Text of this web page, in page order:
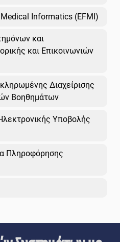
Informatics (EFMI)
και
και Επικοινωνιών
Διαχείρισης
Βοηθημάτων
Υποβολής
Πληροφόρησης